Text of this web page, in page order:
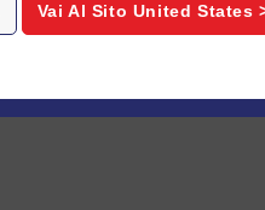
Vai Al Sito United States